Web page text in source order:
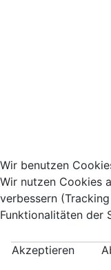
Wir benutzen
Wir nutzen Cookies
verbessern
Funktionalitäten der
Akzeptieren